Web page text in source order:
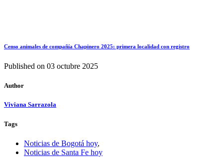
Censo animales de compañía Chapinero 2025: primera localidad con registro
Published on 03 octubre 2025
Author
Viviana Sarrazola
Tags
Noticias de Bogotá hoy,
Noticias de Santa Fe hoy